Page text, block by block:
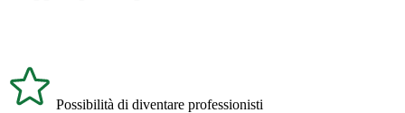
Possibilità di diventare professionisti